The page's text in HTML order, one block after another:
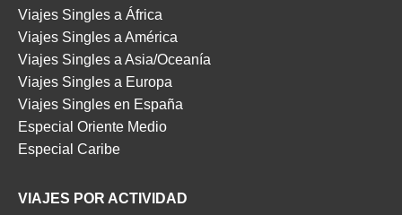
Viajes Singles a África
Viajes Singles a América
Viajes Singles a Asia/Oceanía
Viajes Singles a Europa
Viajes Singles en España
Especial Oriente Medio
Especial Caribe
VIAJES POR ACTIVIDAD